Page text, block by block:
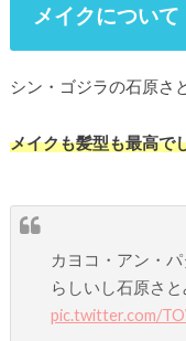
メイクについて
シン・ゴジラの石原さ
メイクも髪型も最高で
カヨコ・アン・
らしいし石原さ
pic.twitter.com/